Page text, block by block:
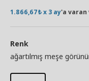
1.866,67₺ x 3 ay'a varan
Renk
ağartılmış meşe